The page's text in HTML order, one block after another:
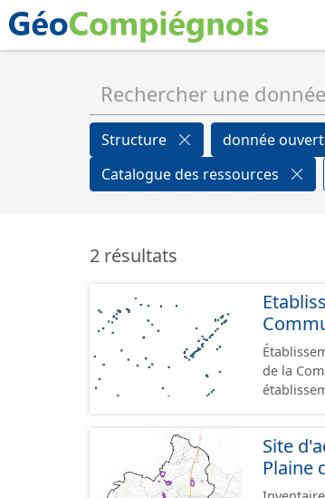
Structure donnée
Catalogue des ressources
2 résultats
de la
terrains à
du CNIG
Site
Plaine